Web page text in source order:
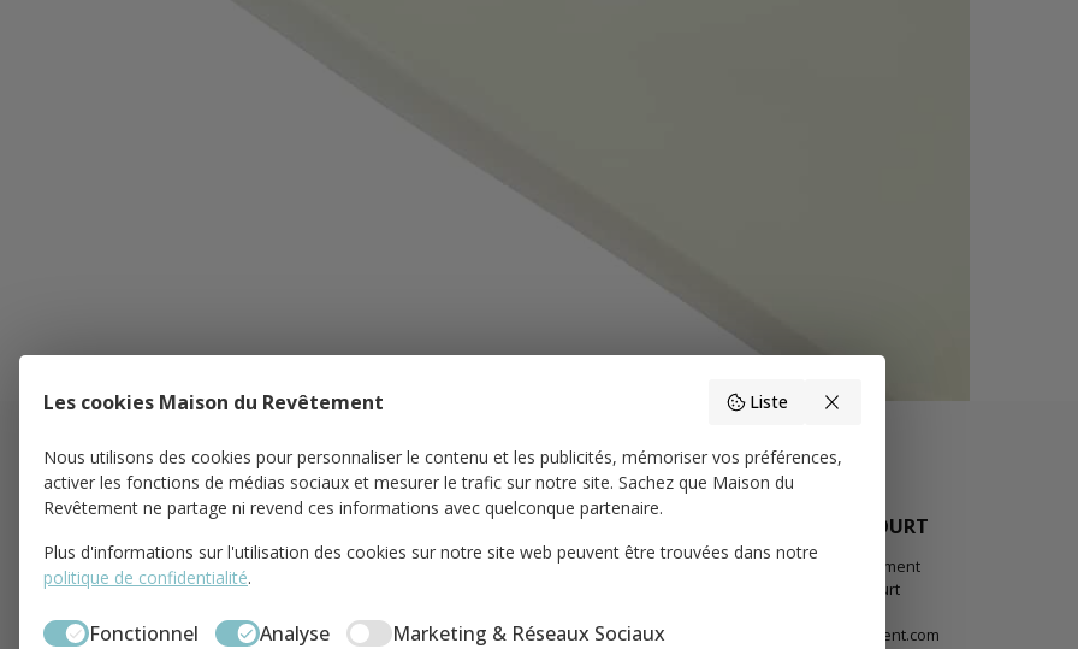
58 Rue Pierre Demours
paris17@maisondurevetement.com
BOULOGNE-BILLANCOURT
58 Avenue Jean Baptiste Clement
92100 Boulogne-Billancourt
boulogne@maisondurevetement.com
Les cookies Maison du Revêtement Liste
Nous utilisons des cookies pour personnaliser le contenu et les publicités, mémoriser vos préférences,
activer les fonctions de médias sociaux et mesurer le trafic sur notre site. Sachez que Maison du
Revêtement ne partage ni revend ces informations avec quelconque partenaire.
Plus d'informations sur l'utilisation des cookies sur notre site web peuvent être trouvées dans notre
politique de confidentialité.
Fonctionnel Analyse Marketing & Réseaux Sociaux